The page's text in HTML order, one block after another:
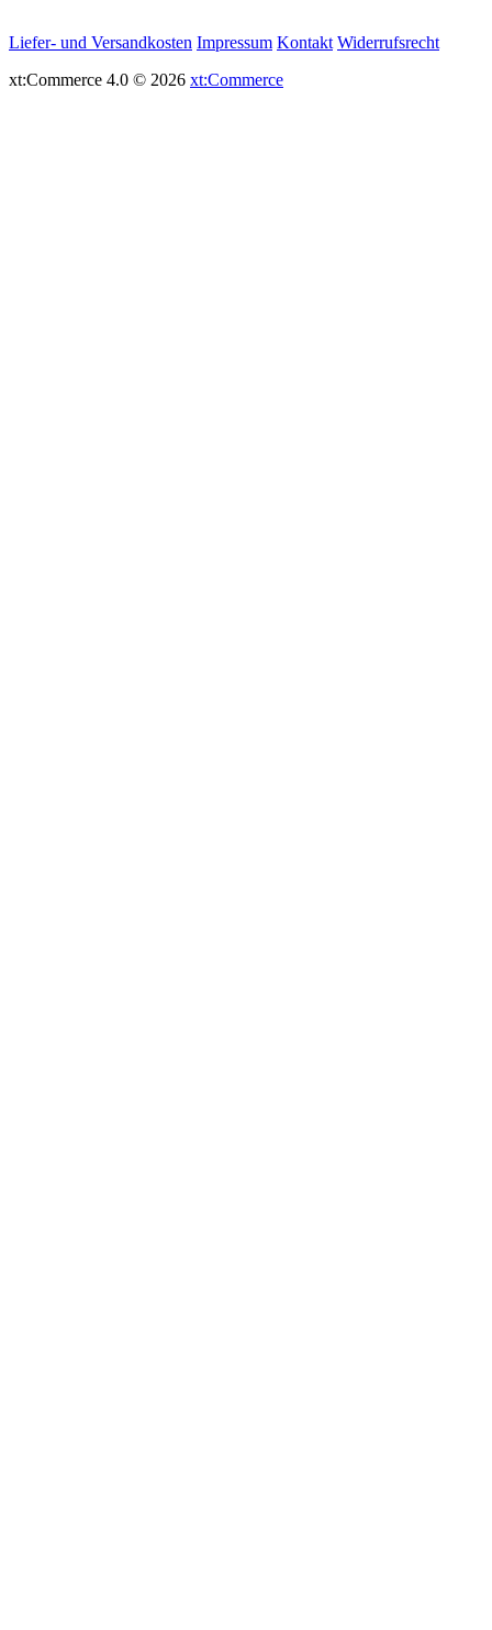
Liefer- und Versandkosten Impressum Kontakt Widerrufsrecht
xt:Commerce 4.0 © 2026 xt:Commerce